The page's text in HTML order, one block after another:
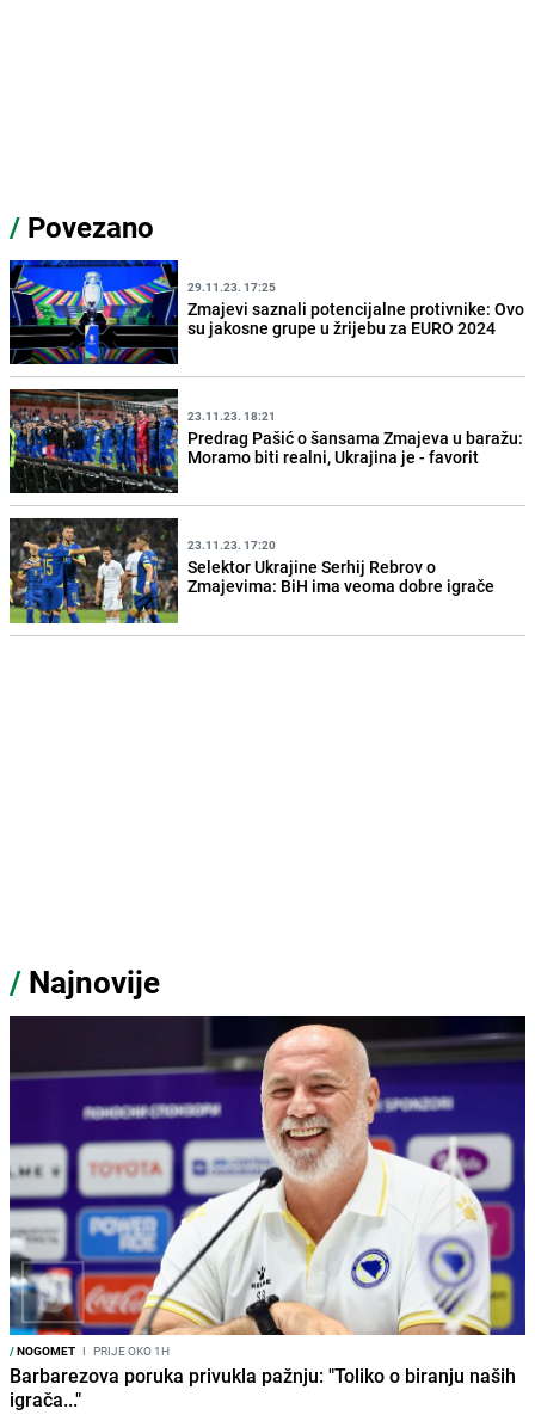
/ Povezano
29.11.23. 17:25
Zmajevi saznali potencijalne protivnike: Ovo
su jakosne grupe u žrijebu za EURO 2024
23.11.23. 18:21
Predrag Pašić o šansama Zmajeva u baražu:
Moramo biti realni, Ukrajina je - favorit
23.11.23. 17:20
Selektor Ukrajine Serhij Rebrov o
Zmajevima: BiH ima veoma dobre igrače
/ Najnovije
/NOGOMET I PRIJE OKO 1H
Barbarezova poruka privukla pažnju: "Toliko o biranju naših
igrača..."